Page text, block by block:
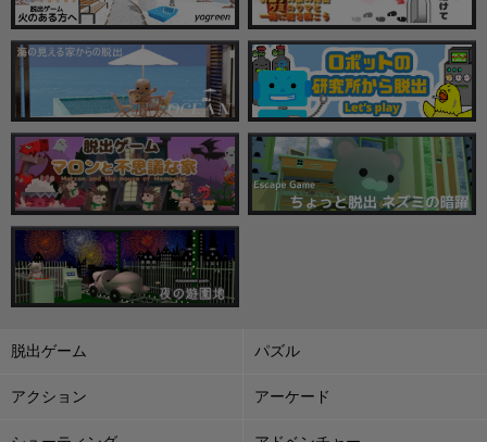
脱出ゲーム パズル
アクション アーケード